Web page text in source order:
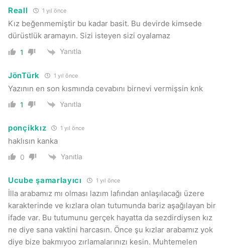
Reall 1 yıl önce
Kız beğenmemiştir bu kadar basit. Bu devirde kimsede
dürüstlük aramayın. Sizi isteyen sizi oyalamaz
1 Yanıtla
JönTürk 1 yıl önce
Yazının en son kısmında cevabını birnevi vermişsin knk
1 Yanıtla
ponçikkız 1 yıl önce
haklısın kanka
0 Yanıtla
Ucube şamarlayıcı 1 yıl önce
İlla arabamız mı olması lazım lafından anlaşılacağı üzere
karakterinde ve kızlara olan tutumunda bariz aşağılayan bir
ifade var. Bu tutumunu gerçek hayatta da sezdirdiysen kız
ne diye sana vaktini harcasın. Önce şu kızlar arabamız yok
diye bize bakmıyoo zırlamalarınızı kesin. Muhtemelen